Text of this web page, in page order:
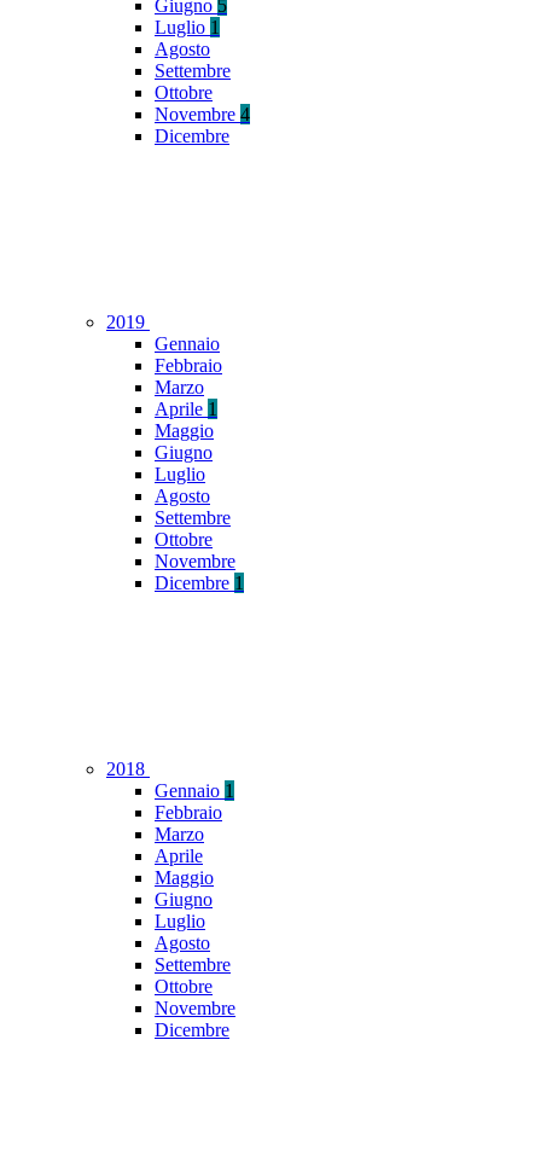
Giugno 5
Luglio 1
Agosto
Settembre
Ottobre
Novembre 4
Dicembre
2019
Gennaio
Febbraio
Marzo
Aprile 1
Maggio
Giugno
Luglio
Agosto
Settembre
Ottobre
Novembre
Dicembre 1
2018
Gennaio 1
Febbraio
Marzo
Aprile
Maggio
Giugno
Luglio
Agosto
Settembre
Ottobre
Novembre
Dicembre